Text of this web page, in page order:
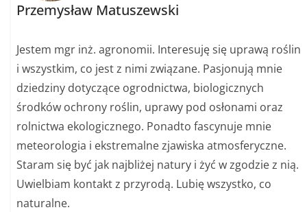
Przemysław Matuszewski
Jestem mgr inż. agronomii. Interesuję się uprawą roślin
i wszystkim, co jest z nimi związane. Pasjonują mnie
dziedziny dotyczące ogrodnictwa, biologicznych
środków ochrony roślin, uprawy pod osłonami oraz
rolnictwa ekologicznego. Ponadto fascynuje mnie
meteorologia i ekstremalne zjawiska atmosferyczne.
Staram się być jak najbliżej natury i żyć w zgodzie z nią.
Uwielbiam kontakt z przyrodą. Lubię wszystko, co
naturalne.